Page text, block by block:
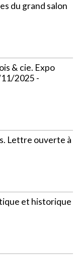
du grand salon
& cie. Expo
2025 -
Lettre ouverte à
et historique